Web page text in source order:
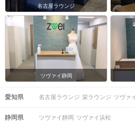
名古屋ラウンジ
ツヴァイ静岡
愛知県 名古屋ラウンジ 栄ラウンジ ツヴァ
静岡県 ツヴァイ静岡 ツヴァイ浜松